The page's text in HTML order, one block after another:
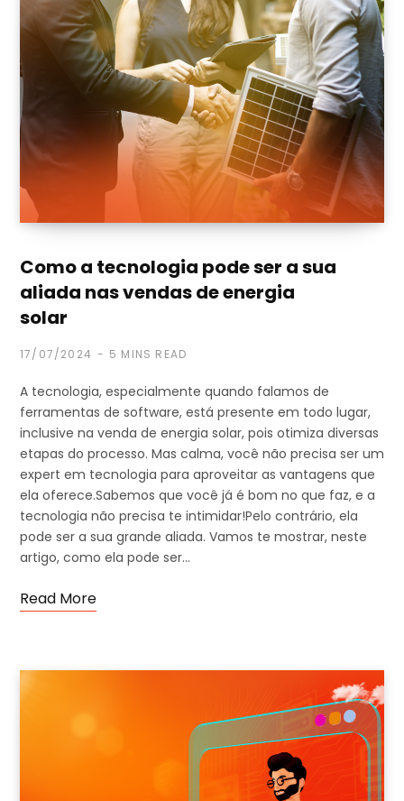
Como a tecnologia pode ser a sua
aliada nas vendas de energia
solar
17/07/2024 5 MINS READ
A tecnologia, especialmente quando falamos de
ferramentas de software, está presente em todo lugar,
inclusive na venda de energia solar, pois otimiza diversas
etapas do processo. Mas calma, você não precisa ser um
expert em tecnologia para aproveitar as vantagens que
ela oferece.Sabemos que você já é bom no que faz, e a
tecnologia não precisa te intimidar!Pelo contrário, ela
pode ser a sua grande aliada. Vamos te mostrar, neste
artigo, como ela pode ser…
Read More